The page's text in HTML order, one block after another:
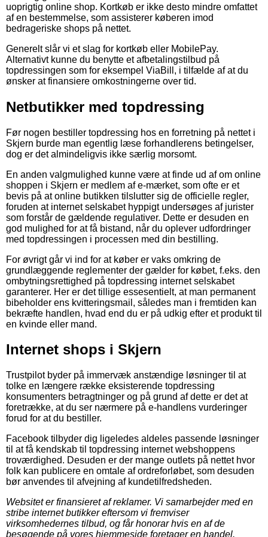
uoprigtig online shop. Kortkøb er ikke desto mindre omfattet
af en bestemmelse, som assisterer køberen imod
bedrageriske shops på nettet.
Generelt slår vi et slag for kortkøb eller MobilePay.
Alternativt kunne du benytte et afbetalingstilbud på
topdressingen som for eksempel ViaBill, i tilfælde af at du
ønsker at finansiere omkostningerne over tid.
Netbutikker med topdressing
Før nogen bestiller topdressing hos en forretning på nettet i
Skjern burde man egentlig læse forhandlerens betingelser,
dog er det almindeligvis ikke særlig morsomt.
En anden valgmulighed kunne være at finde ud af om online
shoppen i Skjern er medlem af e-mærket, som ofte er et
bevis på at online butikken tilslutter sig de officielle regler,
foruden at internet selskabet hyppigt undersøges af jurister
som forstår de gældende regulativer. Dette er desuden en
god mulighed for at få bistand, når du oplever udfordringer
med topdressingen i processen med din bestilling.
For øvrigt går vi ind for at køber er vaks omkring de
grundlæggende reglementer der gælder for købet, f.eks. den
ombytningsrettighed på topdressing internet selskabet
garanterer. Her er det tillige essesentielt, at man permanent
bibeholder ens kvitteringsmail, således man i fremtiden kan
bekræfte handlen, hvad end du er på udkig efter et produkt til
en kvinde eller mand.
Internet shops i Skjern
Trustpilot byder på immervæk anstændige løsninger til at
tolke en længere række eksisterende topdressing
konsumenters betragtninger og på grund af dette er det at
foretrække, at du ser nærmere på e-handlens vurderinger
forud for at du bestiller.
Facebook tilbyder dig ligeledes aldeles passende løsninger
til at få kendskab til topdressing internet webshoppens
troværdighed. Desuden er der mange outlets på nettet hvor
folk kan publicere en omtale af ordreforløbet, som desuden
bør anvendes til afvejning af kundetilfredsheden.
Websitet er finansieret af reklamer. Vi samarbejder med en
stribe internet butikker eftersom vi fremviser
virksomhedernes tilbud, og får honorar hvis en af de
besøgende på vores hjemmeside foretager en handel.